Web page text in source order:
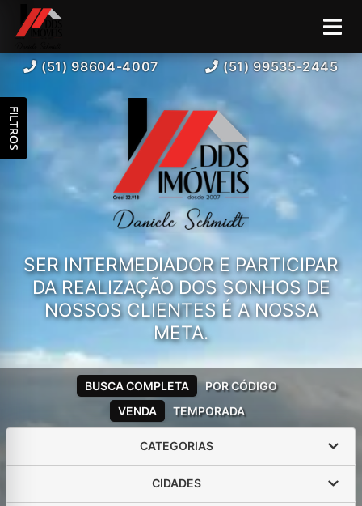
(51) 98604-4007 (51) 99535-2445
SER INTERMEDIADOR E PARTICIPAR
DA REALIZAÇÃO DOS SONHOS DE
NOSSOS CLIENTES É A NOSSA
META.
VENDA TEMPORADA
BUSCA COMPLETA POR CÓDIGO
CATEGORIAS
CIDADES
FILTROS